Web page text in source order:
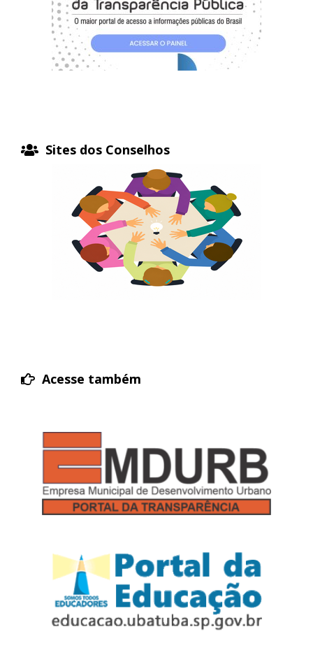
Sites dos Conselhos
Acesse também